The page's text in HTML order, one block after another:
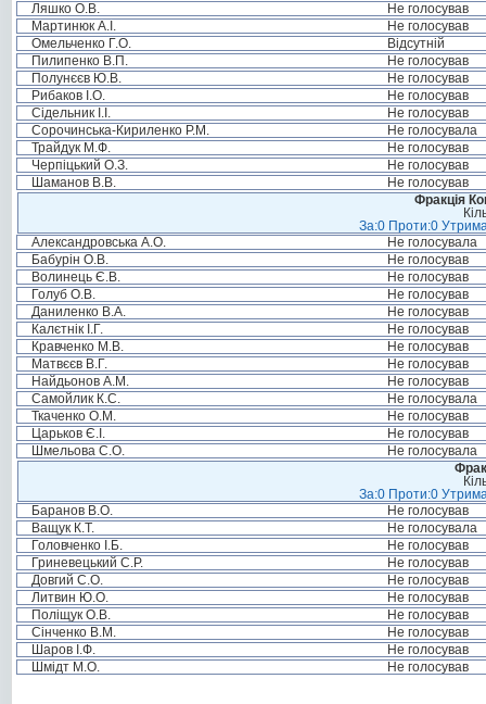
Ляшко О.В.
Не голосував
Мартинюк А.І.
Не голосував
Омельченко Г.О.
Відсутній
Пилипенко В.П.
Не голосував
Полунєєв Ю.В.
Не голосував
Рибаков І.О.
Не голосував
Сідельник І.І.
Не голосував
Сорочинська-Кириленко Р.М.
Не голосувала
Трайдук М.Ф.
Не голосував
Черпіцький О.З.
Не голосував
Шаманов В.В.
Не голосував
Фракція
За:0 Проти:0
Александровська А.О.
Не голосувала
Бабурін О.В.
Не голосував
Волинець Є.В.
Не голосував
Голуб О.В.
Не голосував
Даниленко В.А.
Не голосував
Калєтнік І.Г.
Не голосував
Кравченко М.В.
Не голосував
Матвєєв В.Г.
Не голосував
Найдьонов А.М.
Не голосував
Самойлик К.С.
Не голосувала
Ткаченко О.М.
Не голосував
Царьков Є.І.
Не голосував
Шмельова С.О.
Не голосувала
За:0 Проти:0
Баранов В.О.
Не голосував
Ващук К.Т.
Не голосувала
Головченко І.Б.
Не голосував
Гриневецький С.Р.
Не голосував
Довгий С.О.
Не голосував
Литвин Ю.О.
Не голосував
Поліщук О.В.
Не голосував
Сінченко В.М.
Не голосував
Шаров І.Ф.
Не голосував
Шмідт М.О.
Не голосував